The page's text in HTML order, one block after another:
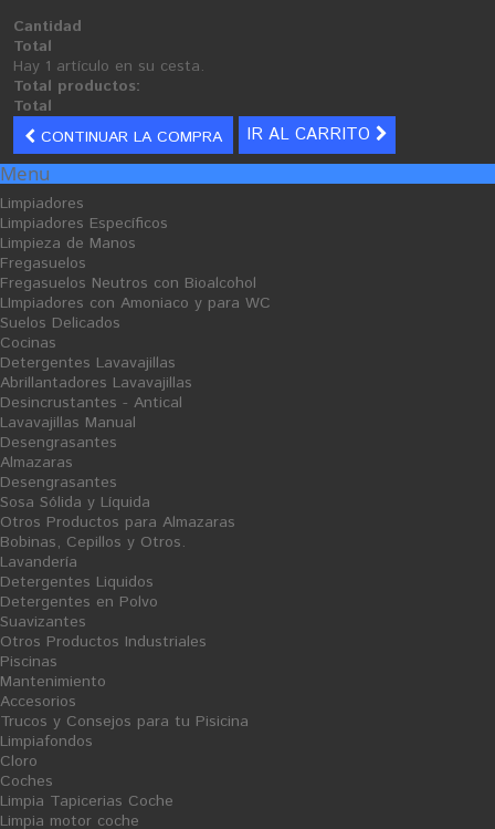
Cantidad
Total
Hay 1 artículo en su cesta.
Total productos:
Total
CONTINUAR LA COMPRA
IR AL CARRITO
Menu
Limpiadores
Limpiadores Específicos
Limpieza de Manos
Fregasuelos
Fregasuelos Neutros con Bioalcohol
LImpiadores con Amoniaco y para WC
Suelos Delicados
Cocinas
Detergentes Lavavajillas
Abrillantadores Lavavajillas
Desincrustantes - Antical
Lavavajillas Manual
Desengrasantes
Almazaras
Desengrasantes
Sosa Sólida y Líquida
Otros Productos para Almazaras
Bobinas, Cepillos y Otros.
Lavandería
Detergentes Liquidos
Detergentes en Polvo
Suavizantes
Otros Productos Industriales
Piscinas
Mantenimiento
Accesorios
Trucos y Consejos para tu Pisicina
Limpiafondos
Cloro
Coches
Limpia Tapicerias Coche
Limpia motor coche
Añadir a la lista de deseos
Tweet Compartir
INFORMACIÓN
comprar productos de limpieza: higiénico industrial
30 PRODUCTOS EN LA MISMA CATEGORÍA:
Higiénico Dóméstico Amoos -
pack 12R
AÑADIR AL CARRITO